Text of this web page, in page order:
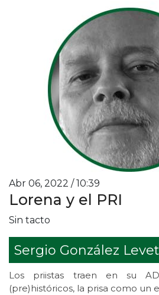
Abr 06, 2022 / 10:39
Lorena y el PRI
Sin tacto
Sergio González Levet
Los priistas traen en su
(pre)históricos, la prisa como un